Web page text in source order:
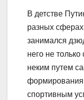
В детстве
разных
занимался
него не
неким путем
формирования
спортивным